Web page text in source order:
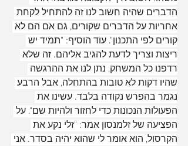
הדברים שהיה חשוב לנו זה להתחיל לקחת
אחריות על הדברים שקורים, גם אם הם לא
קורים לפי התכנון". עוד הוסיף: "תמיד יש
ריצות וצריך לדעת להגיב אליהם. זה שלא
רדפנו כל המשחק, נתן לנו את ההרגשה
שהיו דקות לא טובות בהתחלה, אבל הרבע
נגמר בהפרש נקודה בלבד. עשינו את
הפעולות הנכונות כדי לחזור ולהיות שם". על
הפציעה של זלמנסון אמר: "זלי נקע את
הקרסול, הוא אומר לי שהוא יהיה בסדר. אני